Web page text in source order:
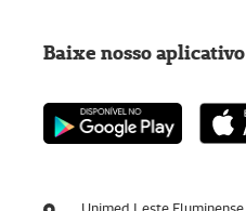
Baixe nosso aplicativo